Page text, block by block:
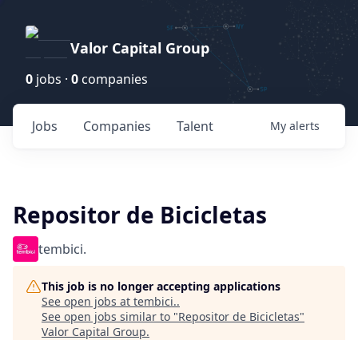
Valor Capital Group
0 jobs · 0 companies
Jobs Companies Talent My alerts
Repositor de Bicicletas
tembici.
This job is no longer accepting applications
See open jobs at tembici..
See open jobs similar to "Repositor de Bicicletas"
Valor Capital Group.